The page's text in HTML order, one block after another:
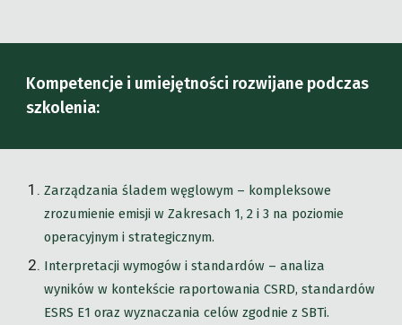
Kompetencje i umiejętności rozwijane podczas
szkolenia:
Zarządzania śladem węglowym – kompleksowe
zrozumienie emisji w Zakresach 1, 2 i 3 na poziomie
operacyjnym i strategicznym.
Interpretacji wymogów i standardów – analiza
wyników w kontekście raportowania CSRD, standardów
ESRS E1 oraz wyznaczania celów zgodnie z SBTi.